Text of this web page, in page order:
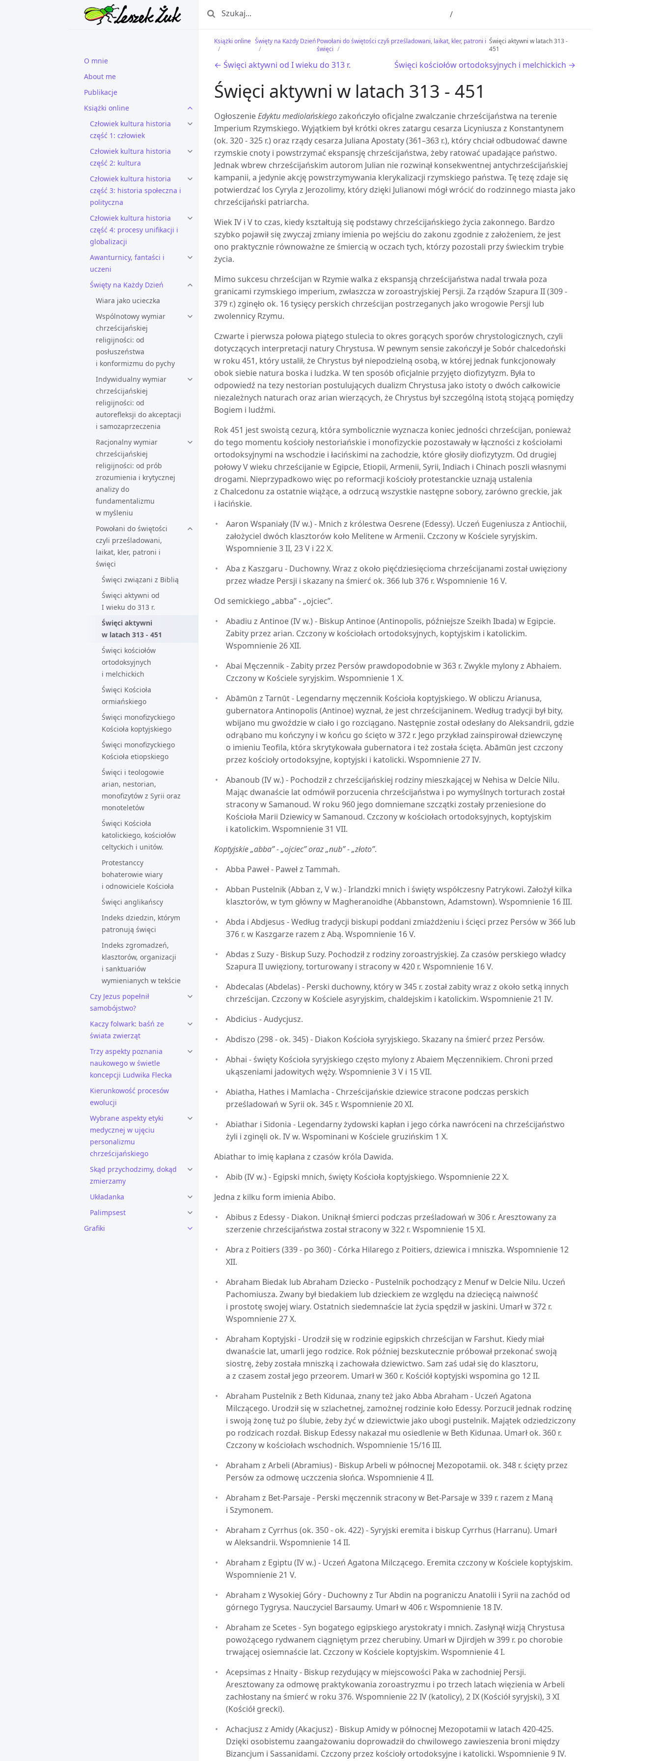
O mnie
About me
Publikacje
Książki online
Człowiek kultura historia
część 1: człowiek
Człowiek kultura historia
część 2: kultura
Człowiek kultura historia
część 3: historia społeczna i
polityczna
Człowiek kultura historia
część 4: procesy unifikacji i
globalizacji
Awanturnicy, fantaści i
uczeni
Święty na Każdy Dzień
Wiara jako ucieczka
Wspólnotowy wymiar
chrześcijańskiej
religijności: od
posłuszeństwa
i konformizmu do pychy
Indywidualny wymiar
chrześcijańskiej
religijności: od
autorefleksji do akceptacji
i samozaprzeczenia
Racjonalny wymiar
chrześcijańskiej
religijności: od prób
zrozumienia i krytycznej
analizy do
fundamentalizmu
w myśleniu
Powołani do świętości
czyli prześladowani,
laikat, kler, patroni i
święci
Święci związani z Biblią
Święci aktywni od
I wieku do 313 r.
Święci aktywni
w latach 313 - 451
Święci kościołów
ortodoksyjnych
i melchickich
Święci Kościoła
ormiańskiego
Święci monofizyckiego
Kościoła koptyjskiego
Święci monofizyckiego
Kościoła etiopskiego
Święci i teologowie
arian, nestorian,
monofizytów z Syrii oraz
monoteletów
Święci Kościoła
katolickiego, kościołów
celtyckich i unitów.
Protestanccy
bohaterowie wiary
i odnowiciele Kościoła
Święci anglikańscy
Indeks dziedzin, którym
patronują święci
Indeks zgromadzeń,
klasztorów, organizacji
i sanktuariów
wymienianych w tekście
Czy Jezus popełnił
samobójstwo?
Kaczy folwark: baśń ze
świata zwierząt
Trzy aspekty poznania
naukowego w świetle
koncepcji Ludwika Flecka
Kierunkowość procesów
ewolucji
Wybrane aspekty etyki
medycznej w ujęciu
personalizmu
chrześcijańskiego
Skąd przychodzimy, dokąd
zmierzamy
Układanka
Palimpsest
Grafiki
Książki online Święty na Każdy DzieńPowołani do świętości czyli prześladowani, laikat, kler, patroni i
święci
Święci aktywni w latach 313 -
451
← Święci aktywni od I wieku do 313 r. Święci kościołów ortodoksyjnych i melchickich →
Święci aktywni w latach 313 - 451
OgłoszenieEdyktu mediolańskiegozakończyło oficjalne zwalczanie chrześcijaństwa na terenie
Imperium Rzymskiego. Wyjątkiem był krótki okres zatargu cesarza Licyniusza z Konstantynem
(ok. 320 - 325 r.) oraz rządy cesarza Juliana Apostaty (361–363 r.), który chciał odbudować dawne
rzymskie cnoty i powstrzymać ekspansję chrześcijaństwa, żeby ratować upadające państwo.
Jednak wbrew chrześcijańskim autorom Julian nie rozwinął konsekwentnej antychrześcijańskiej
kampanii, a jedynie akcję powstrzymywania klerykalizacji rzymskiego państwa. Tę tezę zdaje się
potwierdzać los Cyryla z Jerozolimy, który dzięki Julianowi mógł wrócić do rodzinnego miasta jako
chrześcijański patriarcha.
Wiek IV i V to czas, kiedy kształtują się podstawy chrześcijańskiego życia zakonnego. Bardzo
szybko pojawił się zwyczaj zmiany imienia po wejściu do zakonu zgodnie z założeniem, że jest
ono praktycznie równoważne ze śmiercią w oczach tych, którzy pozostali przy świeckim trybie
życia.
Mimo sukcesu chrześcijan w Rzymie walka z ekspansją chrześcijaństwa nadal trwała poza
granicami rzymskiego imperium, zwłaszcza w zoroastryjskiej Persji. Za rządów Szapura II (309 -
379 r.) zginęło ok. 16 tysięcy perskich chrześcijan postrzeganych jako wrogowie Persji lub
zwolennicy Rzymu.
Czwarte i pierwsza połowa piątego stulecia to okres gorących sporów chrystologicznych, czyli
dotyczących interpretacji natury Chrystusa. W pewnym sensie zakończył je Sobór chalcedoński
w roku 451, który ustalił, że Chrystus był niepodzielną osobą, w której jednak funkcjonowały
obok siebie natura boska i ludzka. W ten sposób oficjalnie przyjęto diofizytyzm. Była to
odpowiedź na tezy nestorian postulujących dualizm Chrystusa jako istoty o dwóch całkowicie
niezależnych naturach oraz arian wierzących, że Chrystus był szczególną istotą stojącą pomiędzy
Bogiem i ludźmi.
Rok 451 jest swoistą cezurą, która symbolicznie wyznacza koniec jedności chrześcijan, ponieważ
do tego momentu kościoły nestoriańskie i monofizyckie pozostawały w łączności z kościołami
ortodoksyjnymi na wschodzie i łacińskimi na zachodzie, które głosiły diofizytyzm. Od drugiej
połowy V wieku chrześcijanie w Egipcie, Etiopii, Armenii, Syrii, Indiach i Chinach poszli własnymi
drogami. Nieprzypadkowo więc po reformacji kościoły protestanckie uznają ustalenia
z Chalcedonu za ostatnie wiążące, a odrzucą wszystkie następne sobory, zarówno greckie, jak
i łacińskie.
Aaron Wspaniały (IV w.) - Mnich z królestwa Oesrene (Edessy). Uczeń Eugeniusza z Antiochii,
założyciel dwóch klasztorów koło Melitene w Armenii. Czczony w Kościele syryjskim.
Wspomnienie 3 II, 23 V i 22 X.
Aba z Kaszgaru - Duchowny. Wraz z około pięćdziesięcioma chrześcijanami został uwięziony
przez władze Persji i skazany na śmierć ok. 366 lub 376 r. Wspomnienie 16 V.
Od semickiego „abba” - „ojciec”.
Abadiu z Antinoe (IV w.) - Biskup Antinoe (Antinopolis, późniejsze Szeikh Ibada) w Egipcie.
Zabity przez arian. Czczony w kościołach ortodoksyjnych, koptyjskim i katolickim.
Wspomnienie 26 XII.
Abai Męczennik - Zabity przez Persów prawdopodobnie w 363 r. Zwykle mylony z Abhaiem.
Czczony w Kościele syryjskim. Wspomnienie 1 X.
Abāmūn z Tarnūt - Legendarny męczennik Kościoła koptyjskiego. W obliczu Arianusa,
gubernatora Antinopolis (Antinoe) wyznał, że jest chrześcijaninem. Według tradycji był bity,
wbijano mu gwoździe w ciało i go rozciągano. Następnie został odesłany do Aleksandrii, gdzie
odrąbano mu kończyny i w końcu go ścięto w 372 r. Jego przykład zainspirował dziewczynę
o imieniu Teofila, która skrytykowała gubernatora i też została ścięta. Abāmūn jest czczony
przez kościoły ortodoksyjne, koptyjski i katolicki. Wspomnienie 27 IV.
Abanoub (IV w.) - Pochodził z chrześcijańskiej rodziny mieszkającej w Nehisa w Delcie Nilu.
Mając dwanaście lat odmówił porzucenia chrześcijaństwa i po wymyślnych torturach został
stracony w Samanoud. W roku 960 jego domniemane szczątki zostały przeniesione do
Kościoła Marii Dziewicy w Samanoud. Czczony w kościołach ortodoksyjnych, koptyjskim
i katolickim. Wspomnienie 31 VII.
Koptyjskie „abba” - „ojciec” oraz „nub” - „złoto”.
Abba Paweł - Paweł z Tammah.
Abban Pustelnik (Abban z, V w.) - Irlandzki mnich i święty współczesny Patrykowi. Założył kilka
klasztorów, w tym główny w Magheranoidhe (Abbanstown, Adamstown). Wspomnienie 16 III.
Abda i Abdjesus - Według tradycji biskupi poddani zmiażdżeniu i ścięci przez Persów w 366 lub
376 r. w Kaszgarze razem z Abą. Wspomnienie 16 V.
Abdas z Suzy - Biskup Suzy. Pochodził z rodziny zoroastryjskiej. Za czasów perskiego władcy
Szapura II uwięziony, torturowany i stracony w 420 r. Wspomnienie 16 V.
Abdecalas (Abdelas) - Perski duchowny, który w 345 r. został zabity wraz z około setką innych
chrześcijan. Czczony w Kościele asyryjskim, chaldejskim i katolickim. Wspomnienie 21 IV.
Abdicius - Audycjusz.
Abdiszo (298 - ok. 345) - Diakon Kościoła syryjskiego. Skazany na śmierć przez Persów.
Abhai - święty Kościoła syryjskiego często mylony z Abaiem Męczennikiem. Chroni przed
ukąszeniami jadowitych węży. Wspomnienie 3 V i 15 VII.
Abiatha, Hathes i Mamlacha - Chrześcijańskie dziewice stracone podczas perskich
prześladowań w Syrii ok. 345 r. Wspomnienie 20 XI.
Abiathar i Sidonia - Legendarny żydowski kapłan i jego córka nawróceni na chrześcijaństwo
żyli i zginęli ok. IV w. Wspominani w Kościele gruzińskim 1 X.
Abiathar to imię kapłana z czasów króla Dawida.
Abib (IV w.) - Egipski mnich, święty Kościoła koptyjskiego. Wspomnienie 22 X.
Jedna z kilku form imienia Abibo.
Abibus z Edessy - Diakon. Uniknął śmierci podczas prześladowań w 306 r. Aresztowany za
szerzenie chrześcijaństwa został stracony w 322 r. Wspomnienie 15 XI.
Abra z Poitiers (339 - po 360) - Córka Hilarego z Poitiers, dziewica i mniszka. Wspomnienie 12
XII.
Abraham Biedak lub Abraham Dziecko - Pustelnik pochodzący z Menuf w Delcie Nilu. Uczeń
Pachomiusza. Zwany był biedakiem lub dzieckiem ze względu na dziecięcą naiwność
i prostotę swojej wiary. Ostatnich siedemnaście lat życia spędził w jaskini. Umarł w 372 r.
Wspomnienie 27 X.
Abraham Koptyjski - Urodził się w rodzinie egipskich chrześcijan w Farshut. Kiedy miał
dwanaście lat, umarli jego rodzice. Rok później bezskutecznie próbował przekonać swoją
siostrę, żeby została mniszką i zachowała dziewictwo. Sam zaś udał się do klasztoru,
a z czasem został jego przeorem. Umarł w 360 r. Kościół koptyjski wspomina go 12 II.
Abraham Pustelnik z Beth Kidunaa, znany też jako Abba Abraham - Uczeń Agatona
Milczącego. Urodził się w szlachetnej, zamożnej rodzinie koło Edessy. Porzucił jednak rodzinę
i swoją żonę tuż po ślubie, żeby żyć w dziewictwie jako ubogi pustelnik. Majątek odziedziczony
po rodzicach rozdał. Biskup Edessy nakazał mu osiedlenie w Beth Kidunaa. Umarł ok. 360 r.
Czczony w kościołach wschodnich. Wspomnienie 15/16 III.
Abraham z Arbeli (Abramius) - Biskup Arbeli w północnej Mezopotamii. ok. 348 r. ścięty przez
Persów za odmowę uczczenia słońca. Wspomnienie 4 II.
Abraham z Bet-Parsaje - Perski męczennik stracony w Bet-Parsaje w 339 r. razem z Maną
i Szymonem.
Abraham z Cyrrhus (ok. 350 - ok. 422) - Syryjski eremita i biskup Cyrrhus (Harranu). Umarł
w Aleksandrii. Wspomnienie 14 II.
Abraham z Egiptu (IV w.) - Uczeń Agatona Milczącego. Eremita czczony w Kościele koptyjskim.
Wspomnienie 21 V.
Abraham z Wysokiej Góry - Duchowny z Tur Abdin na pograniczu Anatolii i Syrii na zachód od
górnego Tygrysa. Nauczyciel Barsaumy. Umarł w 406 r. Wspomnienie 18 IV.
Abraham ze Scetes - Syn bogatego egipskiego arystokraty i mnich. Zasłynął wizją Chrystusa
powożącego rydwanem ciągniętym przez cherubiny. Umarł w Djirdjeh w 399 r. po chorobie
trwającej osiemnaście lat. Czczony w Kościele koptyjskim. Wspomnienie 4 I.
Acepsimas z Hnaity - Biskup rezydujący w miejscowości Paka w zachodniej Persji.
Aresztowany za odmowę praktykowania zoroastryzmu i po trzech latach więzienia w Arbeli
zachłostany na śmierć w roku 376. Wspomnienie 22 IV (katolicy), 2 IX (Kościół syryjski), 3 XI
(Kościół grecki).
Achacjusz z Amidy (Akacjusz) - Biskup Amidy w północnej Mezopotamii w latach 420-425.
Dzięki osobistemu zaangażowaniu doprowadził do chwilowego zawieszenia broni między
Bizancjum i Sassanidami. Czczony przez kościoły ortodoksyjne i katolicki. Wspomnienie 9 IV.